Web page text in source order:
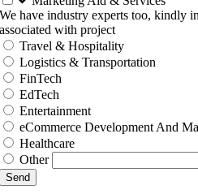
We have industry experts too, kindly
associated with project
Travel & Hospitality
Logistics & Transportation
FinTech
EdTech
Entertainment
eCommerce Development And
Healthcare
Other
Send